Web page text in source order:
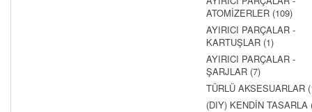
ATOMİZERLER (109)
AYIRICI PARÇALAR -
KARTUŞLAR (1)
AYIRICI PARÇALAR -
ŞARJLAR (7)
TÜRLÜ AKSESUARLAR
(DIY) KENDİN TASARLA